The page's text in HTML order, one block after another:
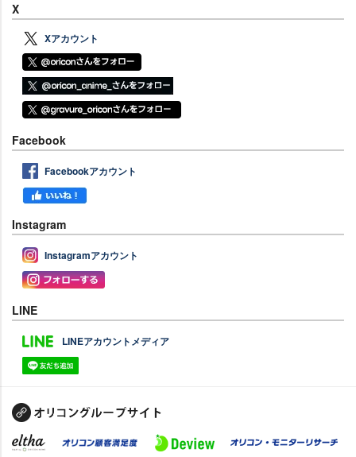
X
Xアカウント
Facebook
Facebookアカウント
Instagram
Instagramアカウント
LINE
LINEアカウントメディア